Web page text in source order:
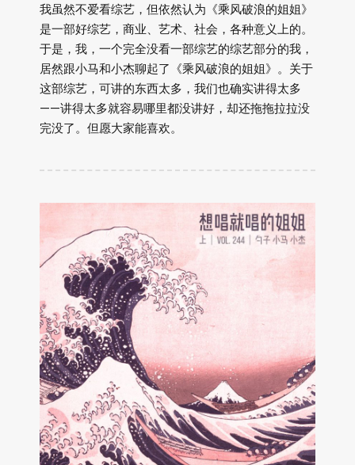
我虽然不爱看综艺，但依然认为《乘风破浪的姐姐》
是一部好综艺，商业、艺术、社会，各种意义上的。
于是，我，一个完全没看一部综艺的综艺部分的我，
居然跟小马和小杰聊起了《乘风破浪的姐姐》。关于
这部综艺，可讲的东西太多，我们也确实讲得太多
——讲得太多就容易哪里都没讲好，却还拖拖拉拉没
完没了。但愿大家能喜欢。